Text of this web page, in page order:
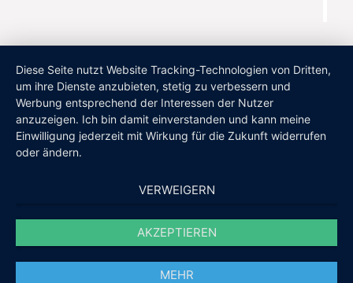
Diese Seite nutzt Website Tracking-Technologien von Dritten,
um ihre Dienste anzubieten, stetig zu verbessern und
Werbung entsprechend der Interessen der Nutzer
anzuzeigen. Ich bin damit einverstanden und kann meine
Einwilligung jederzeit mit Wirkung für die Zukunft widerrufen
oder ändern.
VERWEIGERN
AKZEPTIEREN
MEHR